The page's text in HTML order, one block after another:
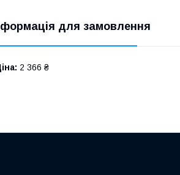
для замовлення
2 366 ₴